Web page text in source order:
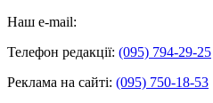
Наш e-mail:
Телефон редакції: (095) 794-29-25
Реклама на сайті: (095) 750-18-53